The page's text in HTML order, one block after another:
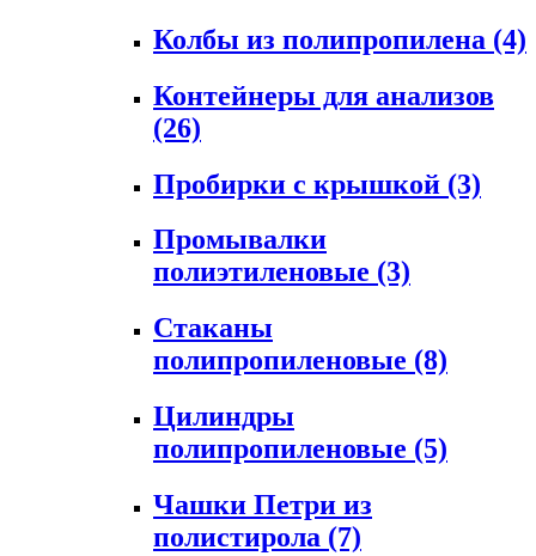
Колбы из полипропилена (4)
Контейнеры для анализов
(26)
Пробирки с крышкой (3)
Промывалки
полиэтиленовые (3)
Стаканы
полипропиленовые (8)
Цилиндры
полипропиленовые (5)
Чашки Петри из
полистирола (7)